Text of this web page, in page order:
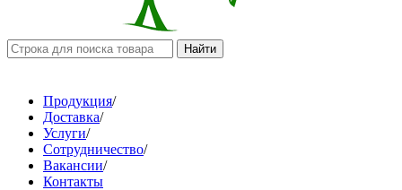
Продукция/
Доставка/
Услуги/
Сотрудничество/
Вакансии/
Контакты